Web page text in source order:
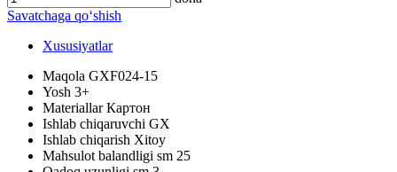
Savatchaga qo‘shish
Xususiyatlar
Maqola GXF024-15
Yosh 3+
MateriallarКартон
Ishlab chiqaruvchi GX
Ishlab chiqarish Xitoy
Mahsulot balandligi sm 25